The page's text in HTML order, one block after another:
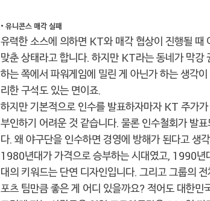
• 유니콘스 매각 실패
유력한 소스에 의하면 KT와 매각 협상이 진행될
맞춘 상태라고 합니다. 하지만 KT라는 동네가 막강
하는 쪽에서 파워게임에 밀린 게 아닌가 하는 생각
리한 구석도 있는 면이죠.
하지만 기본적으로 인수를 발표하자마자 KT 주가
부인하기 어려운 것 같습니다. 물론 인수철회가 발
다. 왜 야구단을 인수하면 경영에 방해가 된다고 생
1980년대가 가격으로 승부하는 시대였고, 1990
대의 키워드는 단연 디자인입니다. 그리고 그룹의
포츠 팀만큼 좋은 게 어디 있을까요? 적어도 대한민